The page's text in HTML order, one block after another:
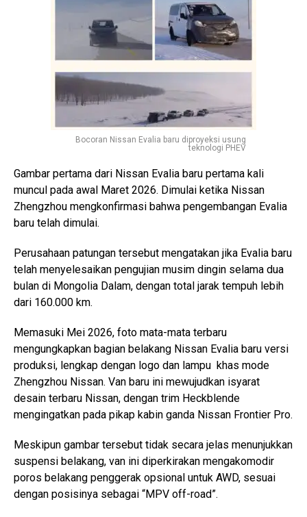
Bocoran Nissan Evalia baru diproyeksi usung
teknologi PHEV
Gambar pertama dari Nissan Evalia baru pertama kali
muncul pada awal Maret 2026. Dimulai ketika Nissan
Zhengzhou mengkonfirmasi bahwa pengembangan Evalia
baru telah dimulai.
Perusahaan patungan tersebut mengatakan jika Evalia baru
telah menyelesaikan pengujian musim dingin selama dua
bulan di Mongolia Dalam, dengan total jarak tempuh lebih
dari 160.000 km.
Memasuki Mei 2026, foto mata-mata terbaru
mengungkapkan bagian belakang Nissan Evalia baru versi
produksi, lengkap dengan logo dan lampu khas mode
Zhengzhou Nissan. Van baru ini mewujudkan isyarat
desain terbaru Nissan, dengan trim Heckblende
mengingatkan pada pikap kabin ganda Nissan Frontier Pro.
Meskipun gambar tersebut tidak secara jelas menunjukkan
suspensi belakang, van ini diperkirakan mengakomodir
poros belakang penggerak opsional untuk AWD, sesuai
dengan posisinya sebagai “MPV off-road”.